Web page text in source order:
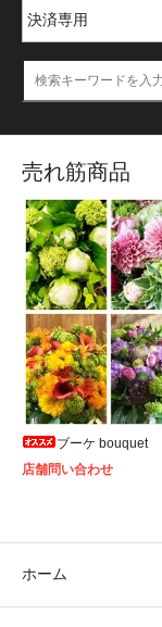
売れ筋商品
ブーケ bouquet
店舗問い合わせ
ホーム